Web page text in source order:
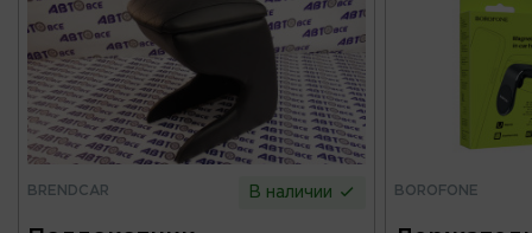
BRENDCAR В наличии BOROFONE